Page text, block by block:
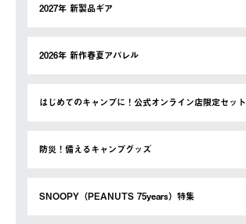
2027年 新製品ギア
2026年 新作春夏アパレル
はじめてのキャンプに！公式オンライン店限定セット
防災！備えるキャンプグッズ
SNOOPY（PEANUTS 75years）特集